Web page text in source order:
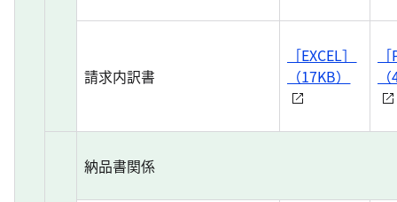
請求内訳書
［EXCEL］
（17KB）
納品書関係